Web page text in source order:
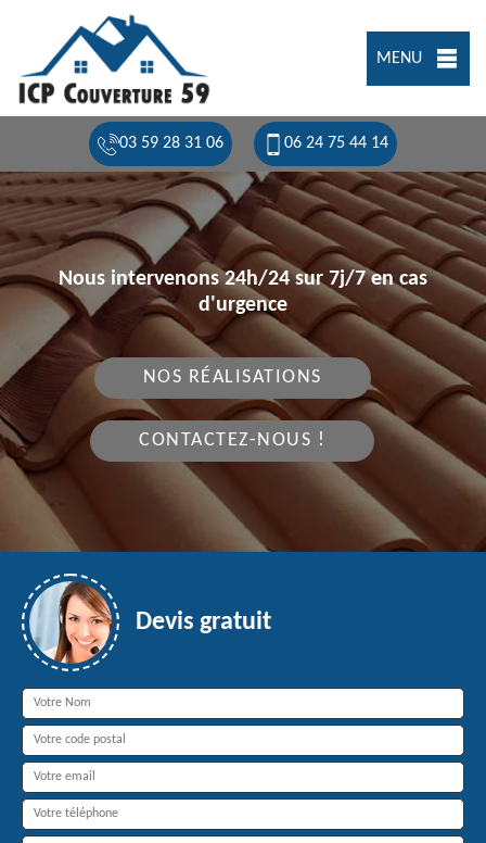
MENU
03 59 28 31 06 06 24 75 44 14
Nous intervenons 24h/24 sur 7j/7 en cas
d'urgence
NOS RÉALISATIONS
CONTACTEZ-NOUS !
Devis gratuit